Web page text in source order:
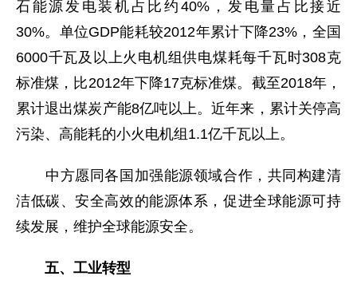
石能源发电装机占比约40%，发电量占比接近
30%。单位GDP能耗较2012年累计下降23%，全国
6000千瓦及以上火电机组供电煤耗每千瓦时308克
标准煤，比2012年下降17克标准煤。截至2018年，
累计退出煤炭产能8亿吨以上。近年来，累计关停高
污染、高能耗的小火电机组1.1亿千瓦以上。
中方愿同各国加强能源领域合作，共同构建清
洁低碳、安全高效的能源体系，促进全球能源可持
续发展，维护全球能源安全。
五、工业转型